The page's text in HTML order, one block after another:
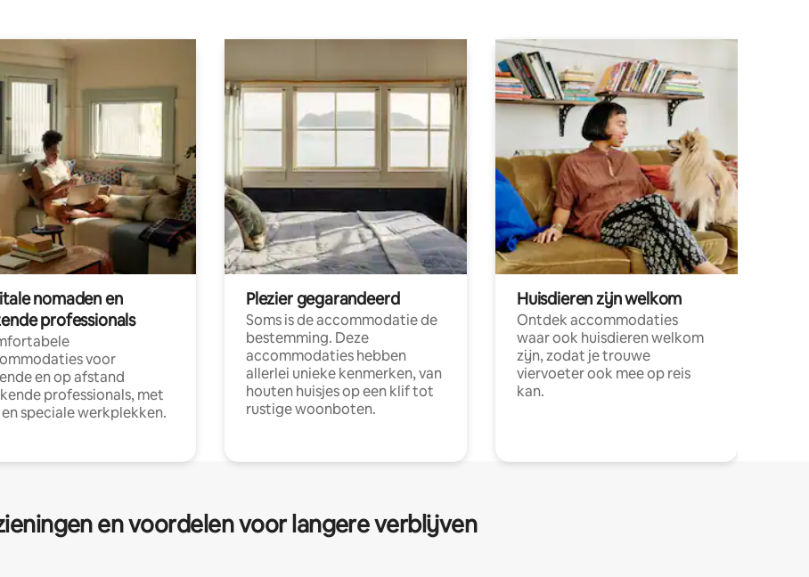
nomaden en
professionals
voor
en op afstand
professionals, met
speciale werkplekken.
Plezier gegarandeerd
Soms is de accommodatie de
bestemming. Deze
accommodaties hebben
allerlei unieke kenmerken, van
houten huisjes op een klif tot
rustige woonboten.
Huisdieren zijn welkom
Ontdek accommodaties
waar ook huisdieren welkom
zijn, zodat je trouwe
viervoeter ook mee op reis
kan.
en voordelen voor langere verblijven